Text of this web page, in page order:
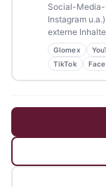
Stellenanzeigen
Social-Media-
Instagram
externe
Glomex
TikTok